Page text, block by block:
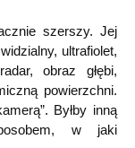
szerszy. Jej
ultrafiolet,
obraz głębi,
powierzchni.
Byłby inną
w jaki